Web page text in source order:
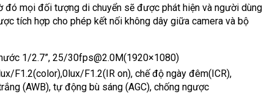
đó mọi đối tượng di chuyển sẽ được phát hiện và người dùng
tích hợp cho phép kết nối không dây giữa camera và bộ
1/2.7”, 25/30fps@2.0M(1920×1080)
F1.2(color),0lux/F1.2(IR on), chế độ ngày đêm(ICR),
(AWB), tự động bù sáng (AGC), chống ngược